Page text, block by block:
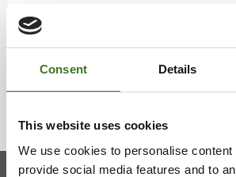
Consent Details
This website uses cookies
We use cookies to personalise content
provide social media features and to
Vaa­lan ha­ra­voin­ti­jät­tei­den
on muut­tu­nut
27.03.2026